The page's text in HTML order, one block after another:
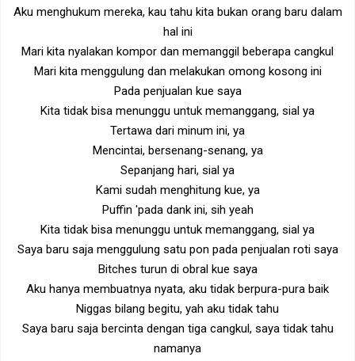
Aku menghukum mereka, kau tahu kita bukan orang baru dalam
hal ini
Mari kita nyalakan kompor dan memanggil beberapa cangkul
Mari kita menggulung dan melakukan omong kosong ini
Pada penjualan kue saya
Kita tidak bisa menunggu untuk memanggang, sial ya
Tertawa dari minum ini, ya
Mencintai, bersenang-senang, ya
Sepanjang hari, sial ya
Kami sudah menghitung kue, ya
Puffin 'pada dank ini, sih yeah
Kita tidak bisa menunggu untuk memanggang, sial ya
Saya baru saja menggulung satu pon pada penjualan roti saya
Bitches turun di obral kue saya
Aku hanya membuatnya nyata, aku tidak berpura-pura baik
Niggas bilang begitu, yah aku tidak tahu
Saya baru saja bercinta dengan tiga cangkul, saya tidak tahu
namanya